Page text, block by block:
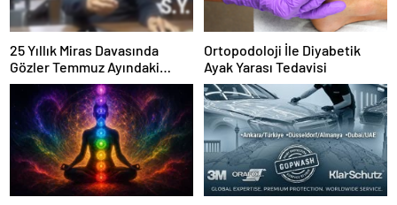
25 Yıllık Miras Davasında
Gözler Temmuz Ayındaki
Karar Duruşmasına Çevrildi
Ortopodoloji İle Diyabetik
Ayak Yarası Tedavisi